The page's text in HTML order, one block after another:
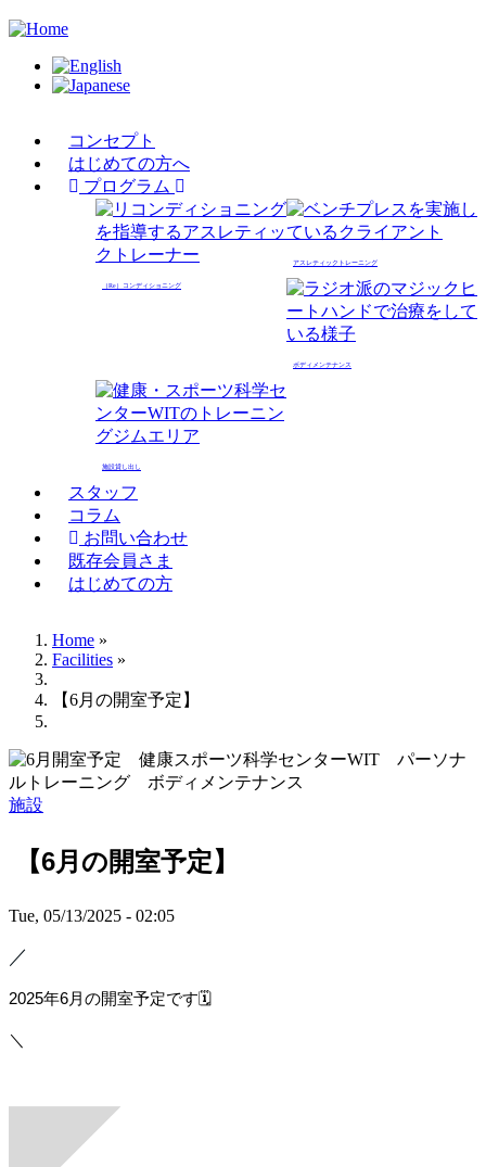
Skip
to
content
Main
navigation
コンセプト
はじめての方へ
プログラム
（Re）コンディショニング
アスレティックトレーニング
ボディメンテナンス
施設貸し出し
スタッフ
コラム
お問い合わせ
既存会員さま
はじめての方
Breadcrumb
Home »
Facilities »
【6月の開室予定】
施設
【6月の開室予定】
Tue, 05/13/2025 - 02:05
／
2025年6月の開室予定です🗓️
＼